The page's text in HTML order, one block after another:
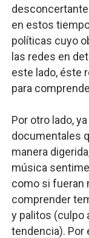
en estos
políticas cuyo
las redes en
este lado, éste
para
Por otro lado,
documentales
manera
música
como si fueran
comprender
y palitos (culpo
tendencia). Por